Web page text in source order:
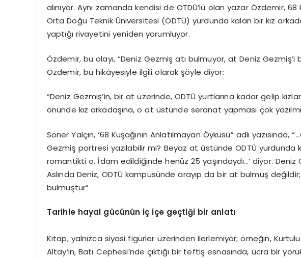
alınıyor. Aynı zamanda kendisi de OTDÜ’lü olan yazar Özdemir,
Orta Doğu Teknik Üniversitesi (ODTÜ) yurdunda kalan bir kız
yaptığı rivayetini yeniden yorumluyor.
Özdemir, bu olayı, “Deniz Gezmiş atı bulmuyor, at Deniz
Özdemir, bu hikâyesiyle ilgili olarak şöyle diyor:
“Deniz Gezmiş’in, bir at üzerinde, ODTÜ yurtlarına kadar gelip
önünde kız arkadaşına, o at üstünde seranat yapması çok
Soner Yalçın, ‘68 Kuşağının Anlatılmayan Öyküsü” adlı
Gezmiş portresi yazılabilir mi? Beyaz at üstünde ODTÜ yurdunda
romantikti o. İdam edildiğinde henüz 25 yaşındaydı…’ diyor.
Aslında Deniz, ODTÜ kampüsünde arayıp da bir at bulmuş
bulmuştur”
Tarihle hayal gücünün iç içe geçtiği bir anlatı
Kitap, yalnızca siyasi figürler üzerinden ilerlemiyor; örneğin,
Altay’ın, Batı Cephesi’nde çıktığı bir teftiş esnasında, ücra bir